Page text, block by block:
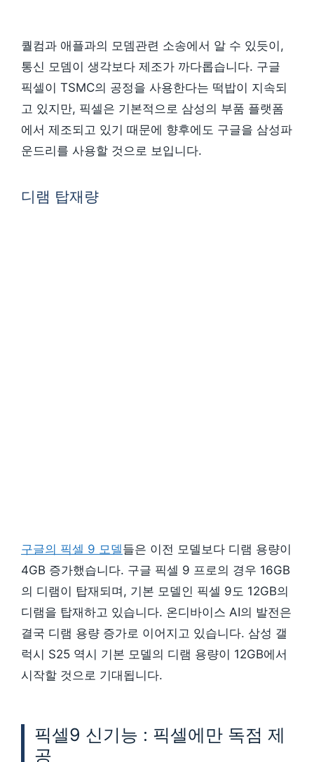
퀄컴과 애플과의 모뎀관련 소송에서 알 수 있듯이,
통신 모뎀이 생각보다 제조가 까다롭습니다. 구글
픽셀이 TSMC의 공정을 사용한다는 떡밥이 지속되
고 있지만, 픽셀은 기본적으로 삼성의 부품 플랫폼
에서 제조되고 있기 때문에 향후에도 구글을 삼성파
운드리를 사용할 것으로 보입니다.
디램 탑재량
구글의 픽셀 9 모델들은 이전 모델보다 디램 용량이
4GB 증가했습니다. 구글 픽셀 9 프로의 경우 16GB
의 디램이 탑재되며, 기본 모델인 픽셀 9도 12GB의
디램을 탑재하고 있습니다. 온디바이스 AI의 발전은
결국 디램 용량 증가로 이어지고 있습니다. 삼성 갤
럭시 S25 역시 기본 모델의 디램 용량이 12GB에서
시작할 것으로 기대됩니다.
픽셀9 신기능 : 픽셀에만 독점 제
공